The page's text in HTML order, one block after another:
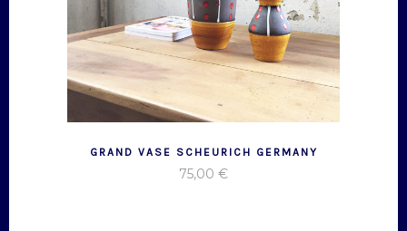
GRAND VASE SCHEURICH GERMANY
75,00 €